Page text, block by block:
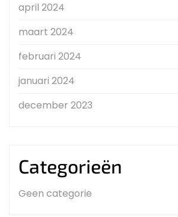
april 2024
maart 2024
februari 2024
januari 2024
december 2023
Categorieën
Geen categorie